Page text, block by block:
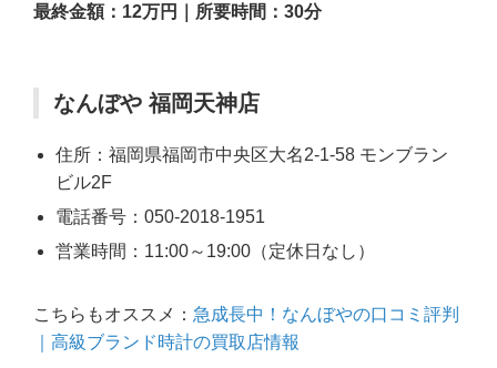
最終金額：12万円｜所要時間：30分
なんぼや 福岡天神店
住所：福岡県福岡市中央区大名2-1-58 モンブラン
ビル2F
電話番号：050-2018-1951
営業時間：11:00～19:00（定休日なし）
こちらもオススメ： 急成長中！なんぼやの口コミ評判
｜高級ブランド時計の買取店情報